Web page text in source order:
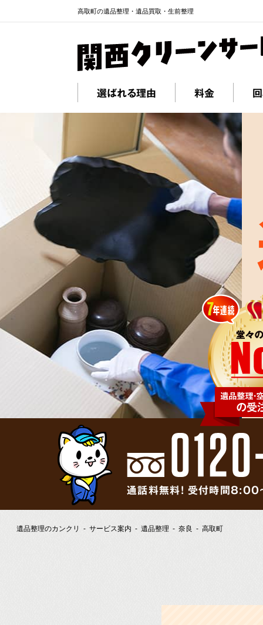
高取町の遺品整理・遺品買取・生前整理
選ばれる理由 料金
通話料無料! 受付時間8:00
遺品整理のカンクリ サービス案内 遺品整理 奈良 高取町